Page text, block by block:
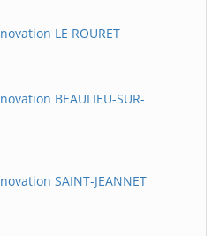
LE ROURET
BEAULIEU-SUR-
SAINT-JEANNET